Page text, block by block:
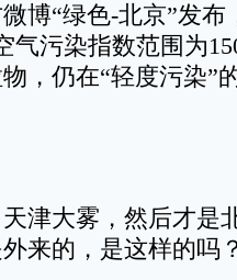
“绿色-北京”发布
气污染指数范围为
，仍在“轻度污染”
大雾，然后才是
来的，是这样的吗